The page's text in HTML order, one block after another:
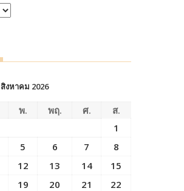
สิงหาคม 2026
พ. พฤ. ศ.
ส.
1
5 6 7
8
12 13 14
15
19 20 21
22